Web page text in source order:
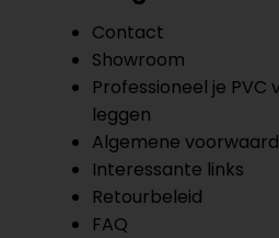
Contact
Showroom
Professioneel je PVC
leggen
Algemene
Interessante links
Retourbeleid
FAQ